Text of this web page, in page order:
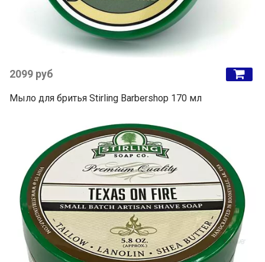
2099 руб
Мыло для бритья Stirling Barbershop 170 мл